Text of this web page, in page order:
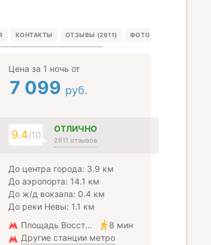
КОНТАКТЫ ОТЗЫВЫ (2611) ФОТО ГОСТЕЙ (21)
Цена за 1 ночь от
7 099 руб.
9.4/10
ОТЛИЧНО
2611 отзывов
До центра города: 3.9 км
До аэропорта: 14.1 км
До ж/д вокзала: 0.4 км
До реки Невы: 1.1 км
Площадь Восстания
8 мин
Другие станции метро